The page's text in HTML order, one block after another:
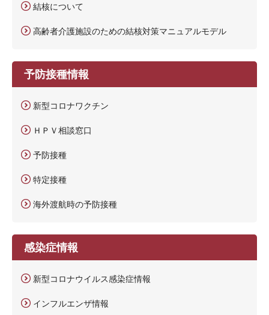
結核について
高齢者介護施設のための結核対策マニュアルモデル
予防接種情報
新型コロナワクチン
ＨＰＶ相談窓口
予防接種
特定接種
海外渡航時の予防接種
感染症情報
新型コロナウイルス感染症情報
インフルエンザ情報